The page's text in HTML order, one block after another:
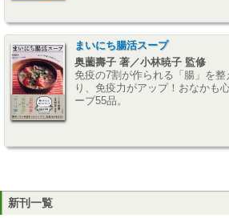
まいにち腸活スープ
奥薗壽子 著／小林暁子 監修
免疫の7割が作られる「腸」を整
り、免疫力がアップ！おなかも
ープ55品。
新刊一覧